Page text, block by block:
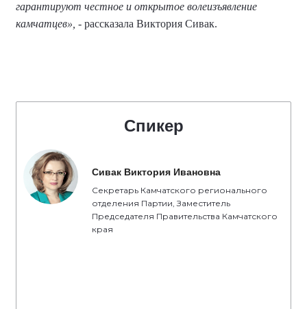
гарантируют честное и открытое волеизъявление
камчатцев», - рассказала Виктория Сивак.
Спикер
Сивак Виктория Ивановна
Секретарь Камчатского регионального
отделения Партии, Заместитель
Председателя Правительства Камчатского
края